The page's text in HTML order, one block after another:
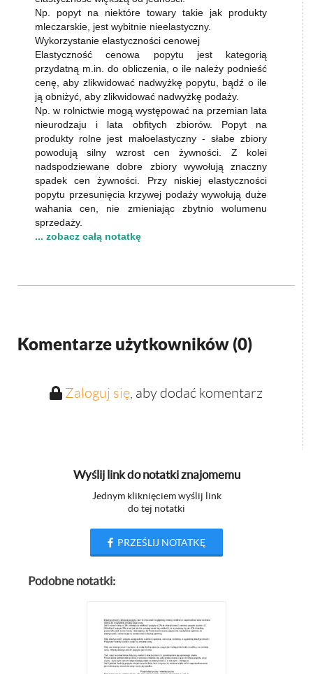
Np. popyt na niektóre towary takie jak produkty
mleczarskie, jest wybitnie nieelastyczny.
Wykorzystanie elastyczności cenowej
Elastyczność cenowa popytu jest kategorią
przydatną m.in. do obliczenia, o ile należy podnieść
cenę, aby zlikwidować nadwyżkę popytu, bądź o ile
ją obniżyć, aby zlikwidować nadwyżkę podaży.
Np. w rolnictwie mogą występować na przemian lata
nieurodzaju i lata obfitych zbiorów. Popyt na
produkty rolne jest małoelastyczny - słabe zbiory
powodują silny wzrost cen żywności. Z kolei
nadspodziewane dobre zbiory wywołują znaczny
spadek cen żywności. Przy niskiej elastyczności
popytu przesunięcia krzywej podaży wywołują duże
wahania cen, nie zmieniając zbytnio wolumenu
sprzedaży.
... zobacz całą notatkę
Komentarze użytkowników (0)
Zaloguj się, aby dodać komentarz
Wyślij link do notatki znajomemu
Jednym kliknięciem wyślij link
do tej notatki
PRZEŚLIJ NOTATKĘ
Podobne notatki: